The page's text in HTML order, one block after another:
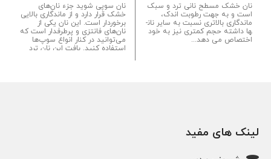
نان خشک مسطح نانی ترد و سبک
است و به جهت رطوبت اندک،
ماندگاری بالاتری نسبت به سایر نان­
ها داشته حجم کمتری نیز به خود
اختصاص می دهد...
نان سوپی شوید جزء نان‌های
خشک قرار دارد و از ماندگاری بالایی
برخوردار است. این نان یکی از
نان‌های فانتزی و پرطرفدار است که
می‌توانید در کنار انواع سوپ‌ها
استفاده کنید. بافت این نان ترد
لینک های مفید